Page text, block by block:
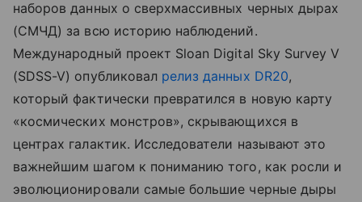
наборов данных о сверхмассивных черных дырах
(СМЧД) за всю историю наблюдений.
Международный проект Sloan Digital Sky Survey V
(SDSS-V) опубликовал релиз данных DR20,
который фактически превратился в новую карту
«космических монстров», скрывающихся в
центрах галактик. Исследователи называют это
важнейшим шагом к пониманию того, как росли и
эволюционировали самые большие черные дыры